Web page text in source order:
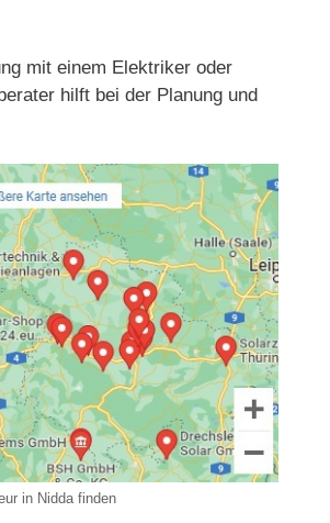
mit einem Elektriker oder
hilft bei der Planung und
in Nidda finden